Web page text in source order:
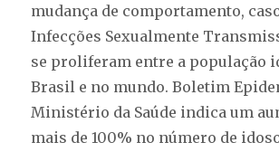
mudança de comportamento,
Infecções Sexualmente
se proliferam entre a população
Brasil e no mundo. Boletim
Ministério da Saúde indica um
mais de 100% no número de